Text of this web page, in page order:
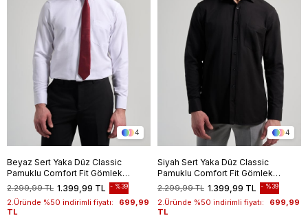
4
Beyaz Sert Yaka Düz Classic
Pamuklu Comfort Fit Gömlek
1004250213 1.399,99 TL
2.299,99 TL %39
2.Üründe %50 indirimli fiyatı:
699,99
TL
4
Siyah Sert Yaka Düz Classic
Pamuklu Comfort Fit Gömlek
1004250213 1.399,99 TL
2.299,99 TL %39
2.Üründe %50 indirimli fiyatı:
699,99
TL